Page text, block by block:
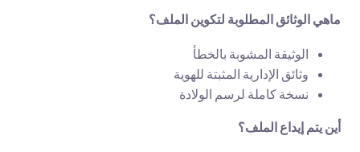
ماهي الوثائق المطلوبة لتكوين الملف؟
الوثيقة المشوبة بالخطأ
وثائق الإدارية المثبتة للهوية
نسخة كاملة لرسم الولادة
أين يتم إيداع الملف؟